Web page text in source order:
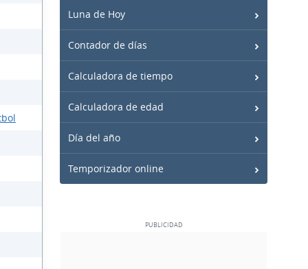
Luna de Hoy
Contador de días
Calculadora de tiempo
Calculadora de edad
Día del año
Temporizador online